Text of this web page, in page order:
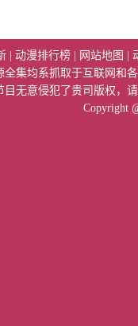
动漫排行榜 网站地图
全集均系抓取于互联网和
目无意侵犯了贵司版权，
Copyright